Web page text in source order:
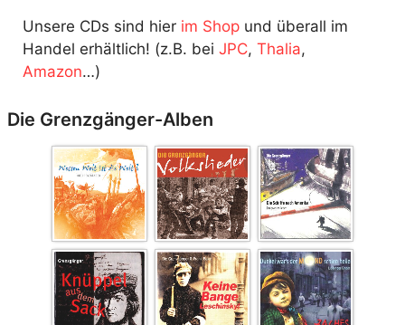
Unsere CDs sind hier im Shop und überall im
Handel erhältlich! (z.B. bei JPC, Thalia,
Amazon…)
Die Grenzgänger-Alben